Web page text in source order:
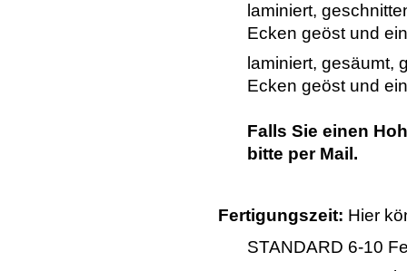
laminiert,
Ecken geöst und
laminiert, gesäumt,
Ecken geöst und
Falls Sie einen
bitte per Mail.
Fertigungszeit: Hier
STANDARD 6-10